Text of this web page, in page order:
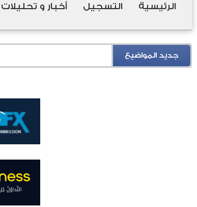
الرئيسية التسجيل أخبار و تحليلات
جديد المواضيع